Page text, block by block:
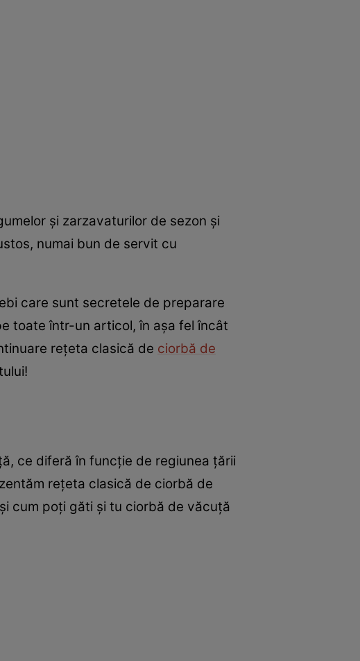
și zarzavaturilor de sezon și
numai bun de servit cu
care sunt secretele de preparare
toate într-un articol, în așa fel încât
rețeta clasică de ciorbă de
ce diferă în funcție de regiunea țării
rețeta clasică de ciorbă de
cum poți găti și tu ciorbă de văcuță